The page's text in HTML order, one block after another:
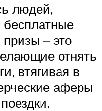
людей,
призы – это
отнять
втягивая в
аферы